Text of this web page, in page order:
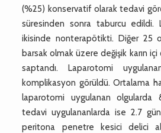
(%25) konservatif olarak tedavi
süresinden sonra taburcu edildi.
ikisinde nonterapötikti. Diğer 25
barsak olmak üzere değişik karın
saptandı. Laparotomi
komplikasyon görüldü. Ortalama
laparotomi uygulanan olgularda
tedavi uygulananlarda ise 2.7
peritona penetre kesici delici